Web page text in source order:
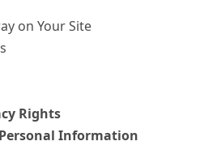
on Your Site
Rights
Information